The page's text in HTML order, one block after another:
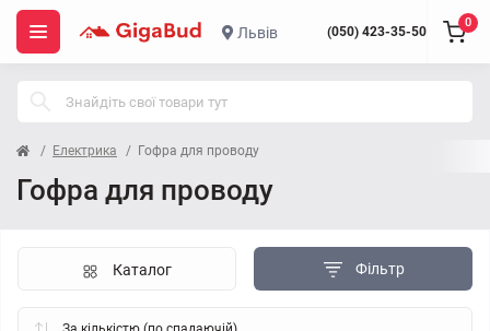
Львів (050) 423-35-50
0
Електрика Гофра для проводу
Гофра для проводу
Фільтр
Каталог